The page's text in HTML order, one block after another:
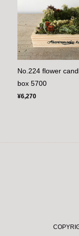
No.224 flower
box 5700
¥6,270